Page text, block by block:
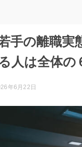
若手の離職
人は全体の
年6月22日